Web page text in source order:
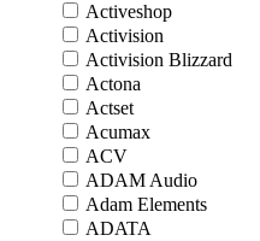
Activeshop
Activision
Activision Blizzard
Actona
Actset
Acumax
ACV
ADAM Audio
Adam Elements
ADATA